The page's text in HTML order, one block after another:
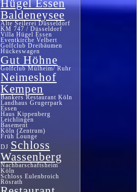
Hügel Essen
Baldeneysee
Alte Seilerei Düsseldorf
KM 747 / Düsseldorf
Villa Hügel Essen
Eventkirche Velbert
Golfclub Dreibäumen
Hückeswagen
Gut Höhne
Golfclub Mülheim/ Ruhr
Neimeshof
Kempen
Bankers Restaurant Köln
Landhaus Grugerpark
Essen
Haus Kippenberg
Leichlingen
Basement
Köln (Zentrum)
Früh Lounge
DJ Schloss
Wassenberg
Nachbarschaftsheim
Köln
Schloss Eulenbroich
Rösrath